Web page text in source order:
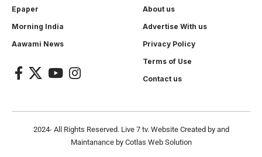
Epaper
Morning India
Aawami News
About us
Advertise With us
Privacy Policy
Terms of Use
Contact us
2024- All Rights Reserved. Live 7 tv. Website Created by and
Maintanance by Cotlas Web Solution